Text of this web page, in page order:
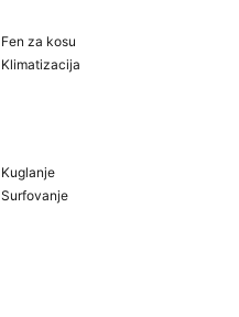
Fen za kosu
Klimatizacija
Kuglanje
Surfovanje